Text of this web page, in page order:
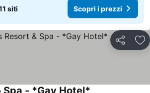
siti Scopri i prezzi
Condividi
Spa - *Gay Hotel*